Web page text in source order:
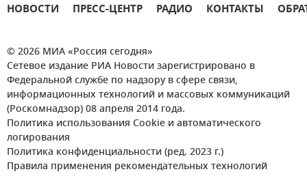
НОВОСТИ ПРЕСС-ЦЕНТР РАДИО КОНТАКТЫ
© 2026 МИА «Россия сегодня»
Сетевое издание РИА Новости зарегистрировано в
Федеральной службе по надзору в сфере связи,
информационных технологий и массовых коммуникаций
(Роскомнадзор) 08 апреля 2014 года.
Политика использования Cookie и автоматического
логирования
Политика конфиденциальности (ред. 2023 г.)
Правила применения рекомендательных технологий